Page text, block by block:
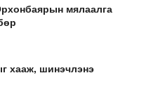
мялаалга
хааж, шинэчлэнэ